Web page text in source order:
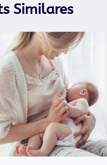
Similares